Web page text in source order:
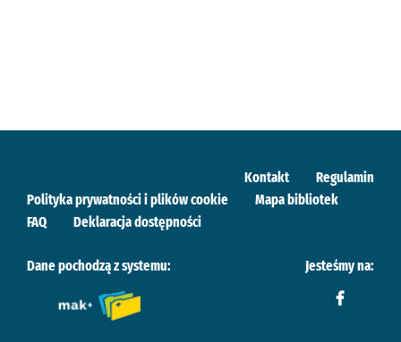
Kontakt
Regulamin
Polityka prywatności i plików cookie
Mapa bibliotek
FAQ
Deklaracja dostępności
Dane pochodzą z systemu: Jesteśmy na: